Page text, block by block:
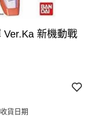
新機動戰
貨日期